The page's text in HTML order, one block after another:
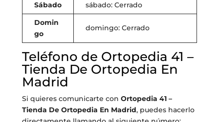
Sábado
sábado: Cerrado
Domin
go
domingo: Cerrado
Teléfono de Ortopedia 41 –
Tienda De Ortopedia En
Madrid
Si quieres comunicarte con Ortopedia 41 –
Tienda De Ortopedia En Madrid, puedes hacerlo